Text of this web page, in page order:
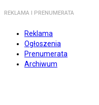
REKLAMA I PRENUMERATA
Reklama
Ogłoszenia
Prenumerata
Archiwum